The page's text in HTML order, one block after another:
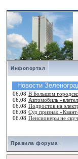
Инфопортал
Правила форума